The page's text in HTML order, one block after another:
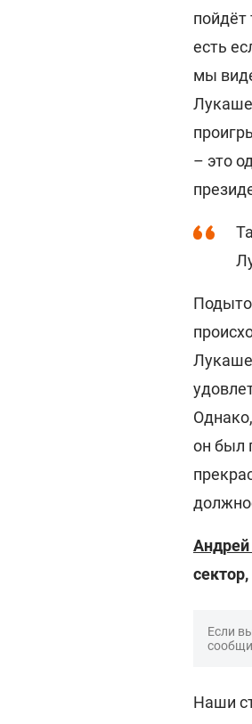
пойдёт
есть
мы
– это
он был
Андрей
Если
Наши